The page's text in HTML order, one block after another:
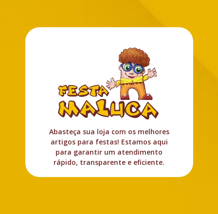
Abasteça sua loja com os melhores
artigos para festas! Estamos aqui
para garantir um atendimento
rápido, transparente e eficiente.